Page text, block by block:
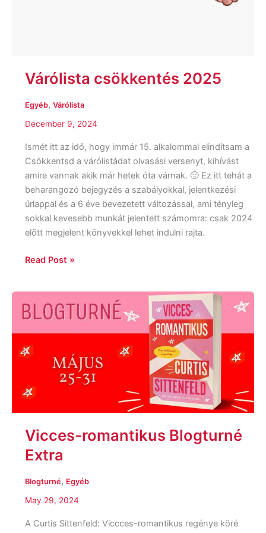
Várólista csökkentés 2025
Egyéb, Várólista
December 9, 2024
Ismét itt az idő, hogy immár 15. alkalommal elindítsam a
Csökkentsd a várólistádat olvasási versenyt, kihívást
amire vannak akik már hetek óta várnak. 🙂 Ez itt tehát a
beharangozó bejegyzés a szabályokkal, jelentkezési
űrlappal és a 6 éve bevezetett változással, ami tényleg
sokkal kevesebb munkát jelentett számomra: csak 2024
előtt megjelent könyvekkel lehet indulni rajta.
Read Post »
Vicces-romantikus Blogturné
Extra
Blogturné, Egyéb
May 29, 2024
A Curtis Sittenfeld: Viccces-romantikus regénye köré
romantikus